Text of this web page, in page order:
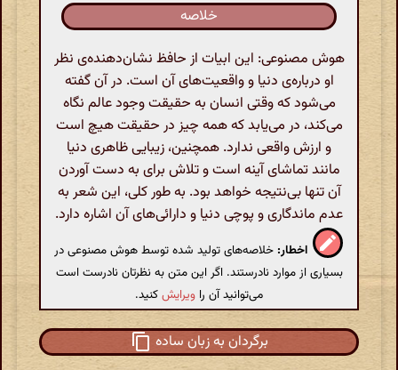
خلاصه
هوش مصنوعی: این ابیات از حافظ نشان‌دهنده‌ی نظر
او درباره‌ی دنیا و واقعیت‌های آن است. در آن گفته
می‌شود که وقتی انسان به حقیقت وجود عالم نگاه
می‌کند، در می‌یابد که همه چیز در حقیقت هیچ است
و ارزش واقعی ندارد. همچنین، زیبایی ظاهری دنیا
مانند تماشای آینه است و تلاش برای به دست آوردن
آن تنها بی‌نتیجه خواهد بود. به طور کلی، این شعر به
عدم ماندگاری و پوچی دنیا و دارائی‌های آن اشاره دارد.
اخطار: خلاصه‌های تولید شده توسط هوش مصنوعی در
بسیاری از موارد نادرستند. اگر این متن به نظرتان نادرست است
می‌توانید آن را ویرایشکنید.
برگردان به زبان ساده